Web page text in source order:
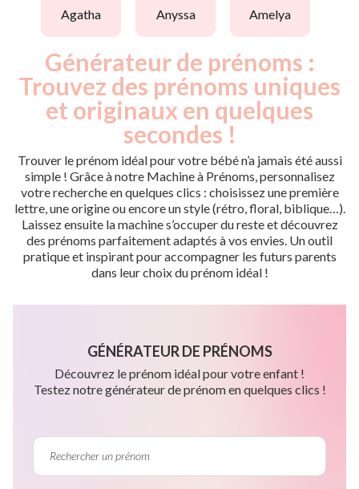
agatha anyssa amelya
Générateur de prénoms :
Trouvez des prénoms uniques
et originaux en quelques
secondes !
Trouver le prénom idéal pour votre bébé n’a jamais été aussi
simple ! Grâce à notre Machine à Prénoms, personnalisez
votre recherche en quelques clics : choisissez une première
lettre, une origine ou encore un style (rétro, floral, biblique…).
Laissez ensuite la machine s’occuper du reste et découvrez
des prénoms parfaitement adaptés à vos envies. Un outil
pratique et inspirant pour accompagner les futurs parents
dans leur choix du prénom idéal !
GÉNÉRATEUR DE PRÉNOMS
Découvrez le prénom idéal pour votre enfant !
Testez notre générateur de prénom en quelques clics !